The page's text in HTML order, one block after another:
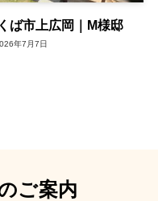
ば市上広岡｜M様邸
年7月7日
ご案内